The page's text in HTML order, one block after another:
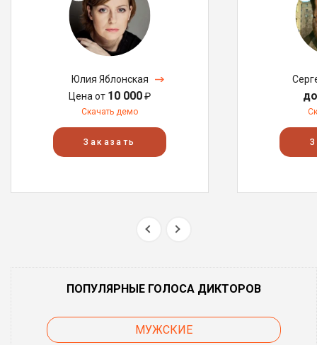
Юлия Яблонская
Цена от 10 000₽
Скачать демо
Заказать
ПОПУЛЯРНЫЕ ГОЛОСА ДИКТОРОВ
МУЖСКИЕ